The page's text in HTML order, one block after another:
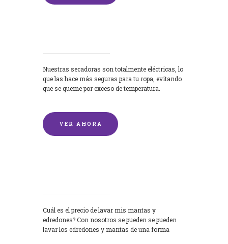
Nuestras secadoras son totalmente eléctricas, lo
que las hace más seguras para tu ropa, evitando
que se queme por exceso de temperatura.
VER AHORA
Cuál es el precio de lavar mis mantas y
edredones? Con nosotros se pueden se pueden
lavar los edredones y mantas de una forma